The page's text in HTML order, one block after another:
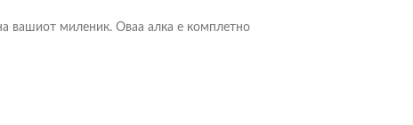
вашиот миленик. Оваа алка е комплетно